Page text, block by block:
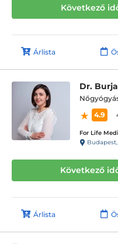
Következő
Árlista
Dr.
4.9
For Life
Budapest, VIII.
Következő
Árlista